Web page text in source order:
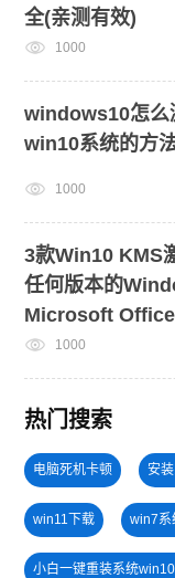
全(亲测有效)
1000
windows10怎么
win10系统的方
1000
3款Win10 KMS
任何版本的
Microsoft Office
1000
热门搜索
电脑死机卡顿 安
win11下载 win7系
小白一键重装系统